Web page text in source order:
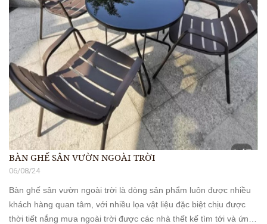
BÀN GHẾ SÂN VƯỜN NGOÀI TRỜI
06/08/24
Bàn ghế sân vườn ngoài trời là dòng sản phẩm luôn được nhiều
khách hàng quan tâm, với nhiều lọa vật liệu đặc biệt chịu được
thời tiết nắng mưa ngoài trời được các nhà thết kế tìm tới và ứng